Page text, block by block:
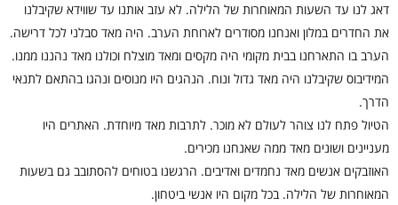
דאג לנו עד השעות המאוחרות של הלילה. לא עזב אותנו עד שווידא שקיבלנו
את החדרים במלון ואנחנו מסודרים לארוחת הערב. היה מאד סבלני לכל דרישה.
הערב בו התארחנו בבית מקומי היה מקסים ומאד מוצלח וכולנו מאד נהננו ממנו.
המידיבוס שקיבלנו היה מאד גדול ונוח. הנהגים היו מנוסים ונהגו בהתאם לתנאי
הדרך.
הטיול פתח לנו צוהר לעולם לא מוכר. לתרבות מאד מיוחדת. האתרים היו
מעניינים ושונים מאד ממה שאנחנו מכירים.
האוזבקים אנשים מאד נחמדים ואדיבים. הרגשנו בטוחים להסתובב גם בשעות
המאוחרות של הלילה. בכל מקום היו אנשי ביטחון.